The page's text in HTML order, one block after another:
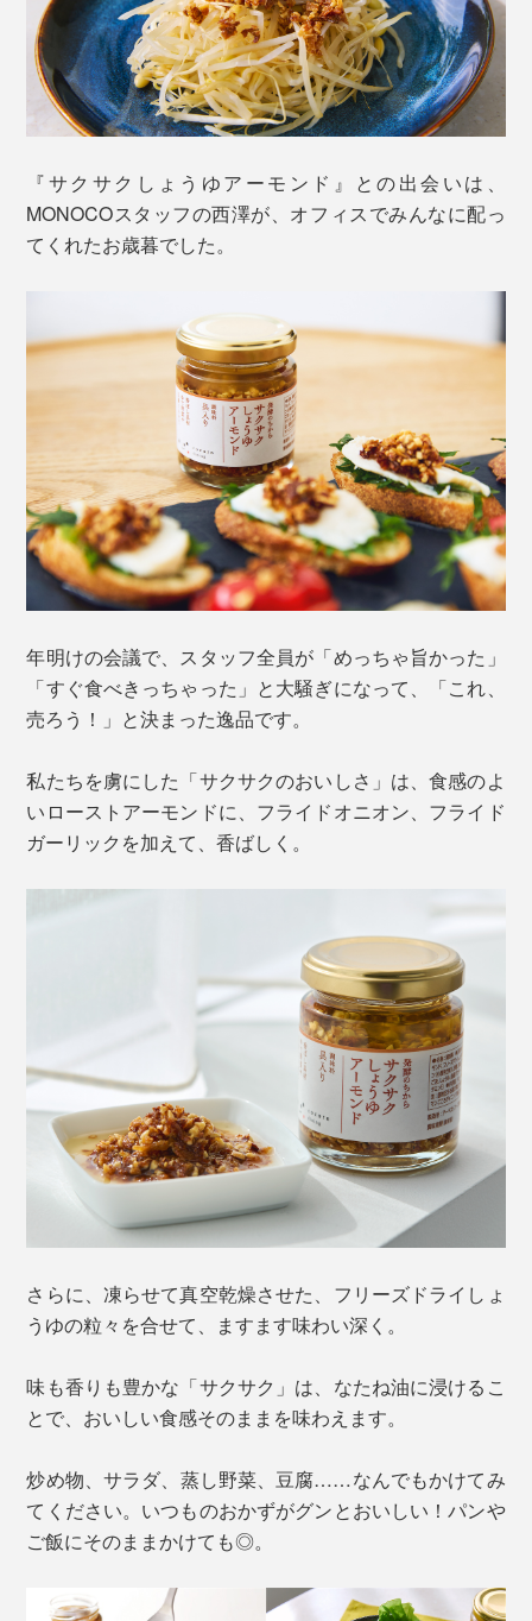
『サクサクしょうゆアーモンド』との出会いは、
MONOCOスタッフの西澤が、オフィスでみんなに配っ
てくれたお歳暮でした。
年明けの会議で、スタッフ全員が「めっちゃ旨かった」
「すぐ食べきっちゃった」と大騒ぎになって、「これ、
売ろう！」と決まった逸品です。
私たちを虜にした「サクサクのおいしさ」は、食感のよ
いローストアーモンドに、フライドオニオン、フライド
ガーリックを加えて、香ばしく。
さらに、凍らせて真空乾燥させた、フリーズドライしょ
うゆの粒々を合せて、ますます味わい深く。
味も香りも豊かな「サクサク」は、なたね油に浸けるこ
とで、おいしい食感そのままを味わえます。
炒め物、サラダ、蒸し野菜、豆腐……なんでもかけてみ
てください。いつものおかずがグンとおいしい！パンや
ご飯にそのままかけても◎。